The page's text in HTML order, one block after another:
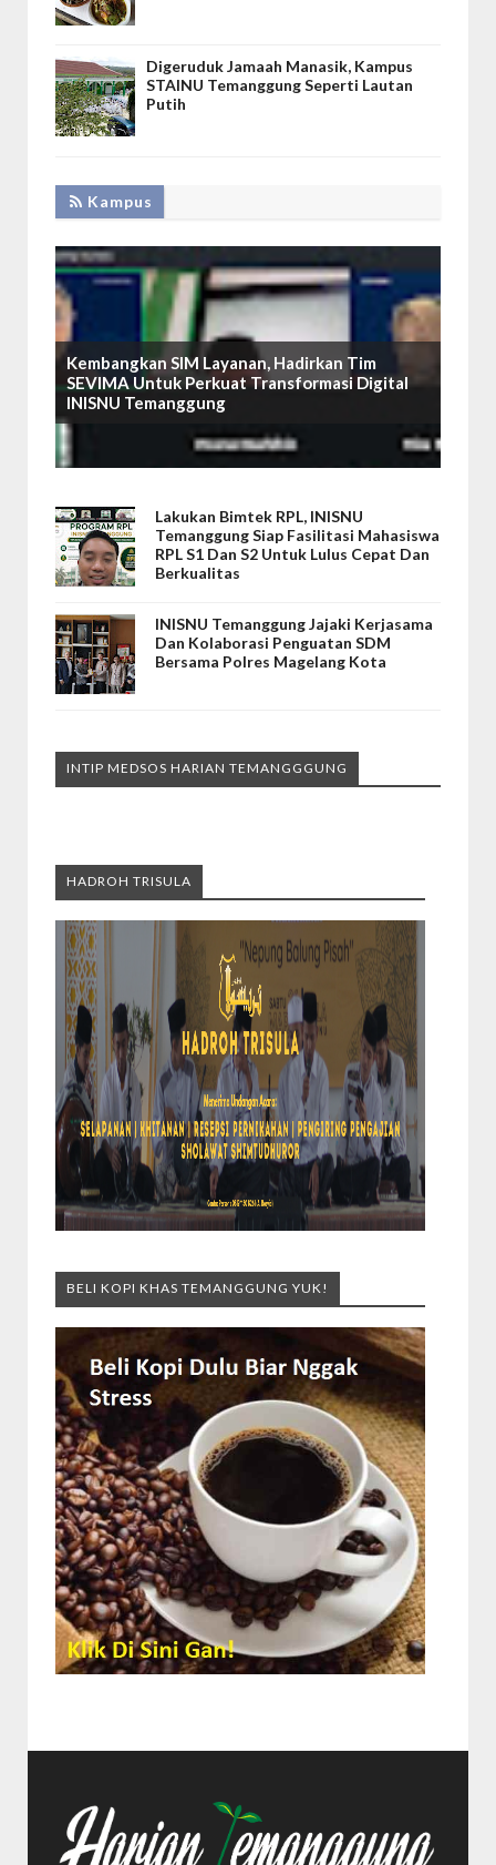
Digeruduk Jamaah Manasik, Kampus
STAINU Temanggung Seperti Lautan
Putih
Kampus
Kembangkan SIM Layanan, Hadirkan Tim
SEVIMA Untuk Perkuat Transformasi Digital
INISNU Temanggung
Lakukan Bimtek RPL, INISNU
Temanggung Siap Fasilitasi Mahasiswa
RPL S1 Dan S2 Untuk Lulus Cepat Dan
Berkualitas
INISNU Temanggung Jajaki Kerjasama
Dan Kolaborasi Penguatan SDM
Bersama Polres Magelang Kota
INTIP MEDSOS HARIAN TEMANGGGUNG
HADROH TRISULA
BELI KOPI KHAS TEMANGGUNG YUK!